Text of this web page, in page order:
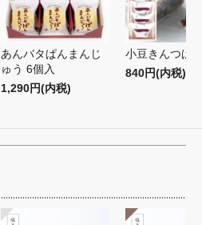
あんバタぱんまんじ
ゅう 6個入
1,290円(内税)
小豆きんつば
840円(内税)